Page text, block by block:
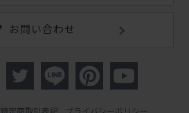
お問い合わせ
特定商取引表記 プライバシーポリシー